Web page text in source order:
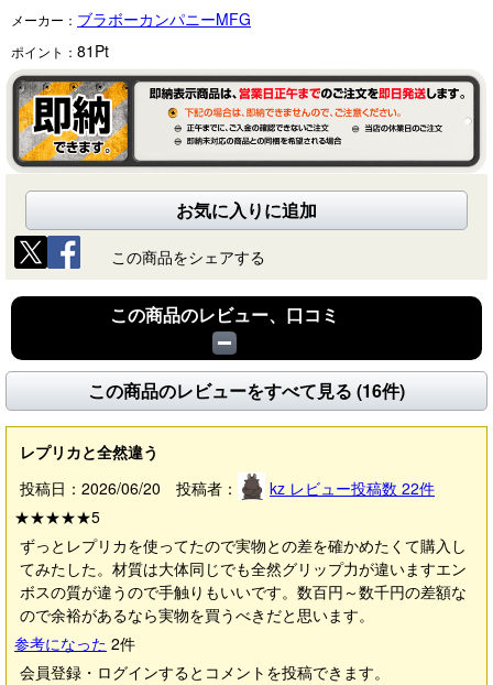
メーカー： ブラボーカンパニーMFG
ポイント： 81 Pt
お気に入りに追加
この商品をシェアする
この商品のレビュー、口コミ
この商品のレビューをすべて見る (16件)
レプリカと全然違う
投稿日：2026/06/20 投稿者：
kz レビュー投稿数 22件
★★★★★5
ずっとレプリカを使ってたので実物との差を確かめたくて購入し
てみたした。材質は大体同じでも全然グリップ力が違いますエン
ボスの質が違うので手触りもいいです。数百円～数千円の差額な
ので余裕があるなら実物を買うべきだと思います。
参考になった 2件
会員登録・ログインするとコメントを投稿できます。